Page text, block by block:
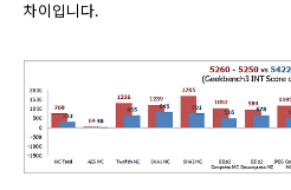
차이입니다.